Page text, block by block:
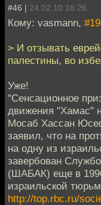
#46 | 24.02.10 16:26
Кому: vasmann, #19
> И отзывать
палестины, во
Уже!
"Сенсационное
движения "Хамас"
Мосаб Хассан
заявил, что на
на одну из
завербован
(ШАБАК) еще в
израильской
http://top.rbc.ru/